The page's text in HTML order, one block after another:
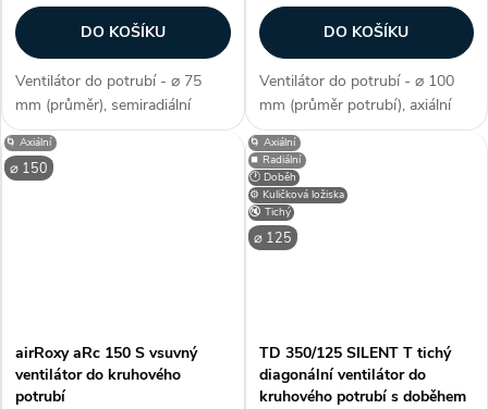
DO KOŠÍKU
Ventilátor do potrubí - ⌀ 75
mm (průměr), semiradiální
konstrukce, snadno překonává
tlakové ztráty, úsporný motor,
max. průtok 140 m3/h, příkon
DO KOŠÍKU
Ventilátor do potrubí - ⌀ 100
mm (průměr potrubí), axiální
konstrukce, vhodný k zasunutí
do stěny či krátkého potrubí,
montážní nástavec pro
připevnění, průtok vzduchu 104
m3/h,...
⌀ 150
🌀 Axiální
airRoxy aRc 150 S vsuvný
ventilátor do kruhového
potrubí
🕐 Doběh
⚙️ Kuličková ložiska
🔇 Tichý
⌀ 125
🌀 Axiální
⏹️ Radiální
TD 350/125 SILENT T tichý
diagonální ventilátor do
kruhového potrubí s doběhem